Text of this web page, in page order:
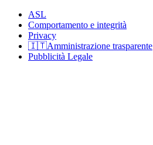
ASL
Comportamento e integrità
Privacy
🇮🇹Amministrazione trasparente
Pubblicità Legale